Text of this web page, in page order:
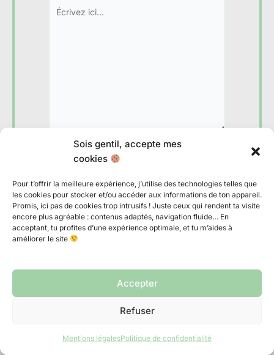
Sois gentil, accepte mes
cookies
Pour t’offrir la meilleure expérience, j’utilise des technologies telles que
les cookies pour stocker et/ou accéder aux informations de ton appareil.
Promis, ici pas de cookies trop intrusifs ! Juste ceux qui rendent ta visite
encore plus agréable : contenus adaptés, navigation fluide… En
acceptant, tu profites d’une expérience optimale, et tu m’aides à
améliorer le site
Accepter
Refuser
Mentions légalesPolitique de confidentialité
ici…
E-
mail*
Oui, je veux recevoir plein de bons plans